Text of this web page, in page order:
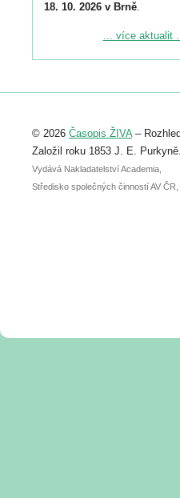
18. 10. 2026 v Brně.
Podrobnější informace ke
Registrovat se můžete do 6.
abstraktu přihlášené
posteru je už 30. června.
... více aktualit
© 2026 Časopis ŽIVA–
Založil roku 1853 J. E. Purkyně.
Vydává Nakladatelství Academia,
Středisko společných činností AV